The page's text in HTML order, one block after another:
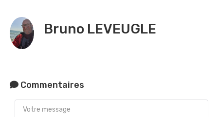
Bruno LEVEUGLE
Commentaires